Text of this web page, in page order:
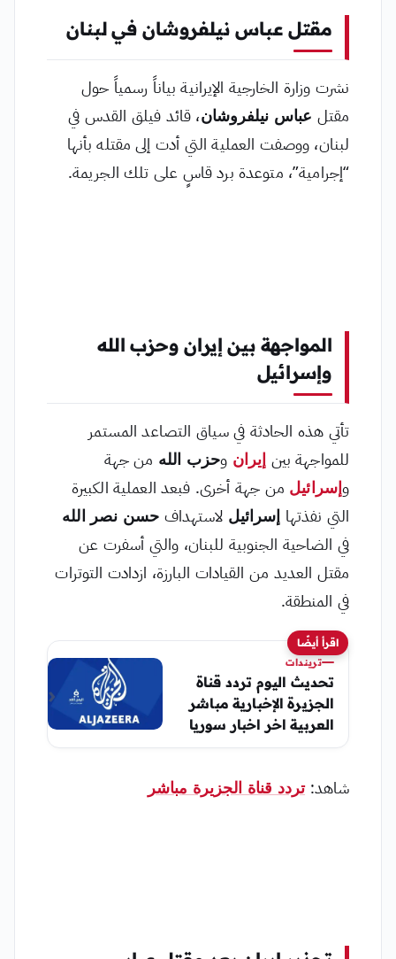
مقتل عباس نيلفروشان في لبنان
نشرت وزارة الخارجية الإيرانية بياناً رسمياً حول
مقتل عباس نيلفروشان، قائد فيلق القدس في
لبنان، ووصفت العملية التي أدت إلى مقتله بأنها
“إجرامية”، متوعدة برد قاسٍ على تلك الجريمة.
المواجهة بين إيران وحزب الله
وإسرائيل
تأتي هذه الحادثة في سياق التصاعد المستمر
للمواجهة بين إيران وحزب الله من جهة
وإسرائيل من جهة أخرى. فبعد العملية الكبيرة
التي نفذتها إسرائيل لاستهداف حسن نصر الله
في الضاحية الجنوبية للبنان، والتي أسفرت عن
مقتل العديد من القيادات البارزة، ازدادت التوترات
في المنطقة.
اقرأ أيضًا
تريندات
تحديث اليوم تردد قناة
الجزيرة الإخبارية مباشر
العربية اخر اخبار سوريا
شاهد:تردد قناة الجزيرة مباشر